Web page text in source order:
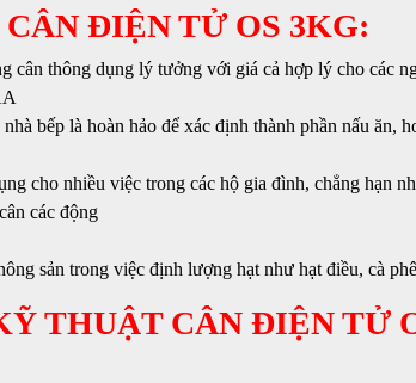
ĐIỆN TỬ OS 3KG:
cân thông dụng lý tưởng với giá cả hợp lý cho các
bếp là hoàn hảo để xác định thành phần nấu ăn,
cho nhiều việc trong các hộ gia đình, chẳng hạn
các động
sản trong việc định lượng hạt như hạt điều, cà
THUẬT CÂN ĐIỆN TỬ